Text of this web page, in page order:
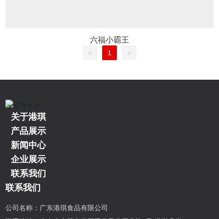
六福小霸王
< 1 >
关于港琪
产品展示
新闻中心
企业展示
联系我们
联系我们
公司名称：广东港琪食品有限公司